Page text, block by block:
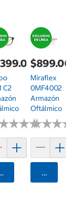
C2
★★★
★★★
Miraflex
0MF4002
Armazón
Oftálmico
★★★
★★★